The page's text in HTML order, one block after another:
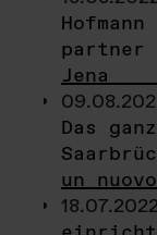
partner
Jena
Das
un